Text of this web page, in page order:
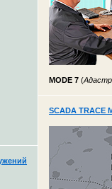
MODE 7 (
SCADA TRACE